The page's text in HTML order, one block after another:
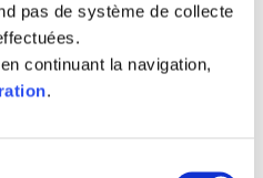
pas de système de collecte
continuant la navigation,
.
e médiateur/trice est
sont transmises à ce
Le traitement de ces
par la suite par